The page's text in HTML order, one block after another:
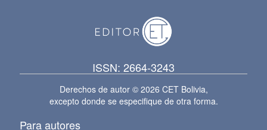
ISSN: 2664-3243
Derechos de autor © 2026 CET Bolivia,
excepto donde se especifique de otra forma.
Para autores